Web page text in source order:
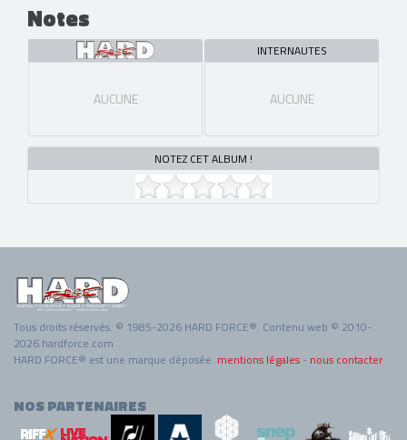
Notes
AUCUNE
INTERNAUTES
AUCUNE
NOTEZ CET ALBUM !
Tous droits réservés. © 1985-2026 HARD FORCE®. Contenu web © 2010-
2026 hardforce.com
HARD FORCE® est une marque déposée. mentions légales - nous contacter
NOS PARTENAIRES